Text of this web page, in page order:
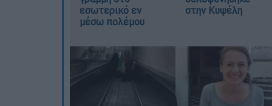
εσωτερικό εν
μέσω πολέμου
στην Κυψέλη